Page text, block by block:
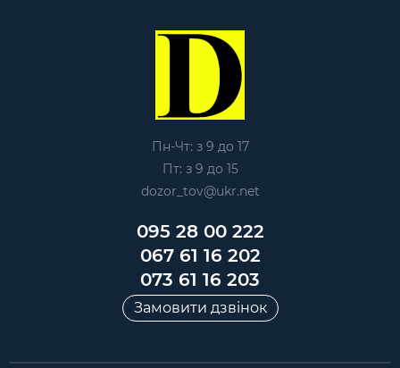
Пн-Чт: з 9 до 17
Пт: з 9 до 15
dozor_tov@ukr.net
095 28 00 222
067 61 16 202
073 61 16 203
Замовити дзвінок